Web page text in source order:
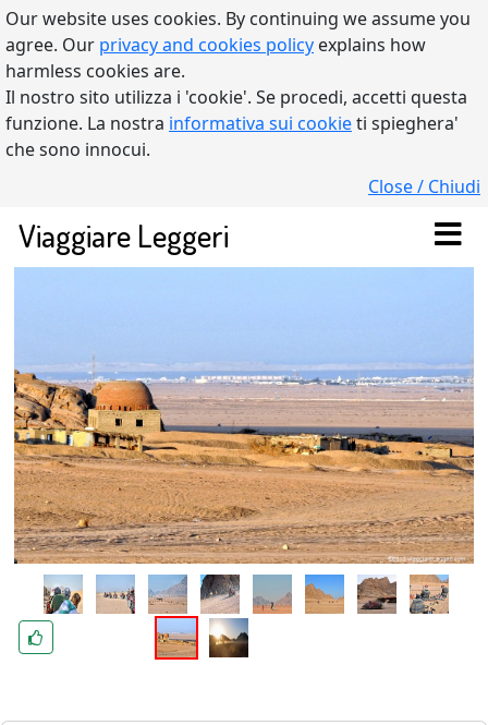
Our website uses cookies. By continuing we assume you
agree. Our privacy and cookies policy explains how
harmless cookies are.
Il nostro sito utilizza i 'cookie'. Se procedi, accetti questa
funzione. La nostra informativa sui cookieti spieghera'
che sono innocui.
Close / Chiudi
Viaggiare Leggeri